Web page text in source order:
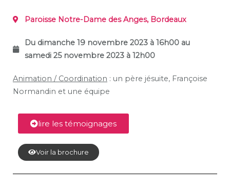
Paroisse Notre-Dame des Anges, Bordeaux
Du dimanche 19 novembre 2023 à 16h00 au
samedi 25 novembre 2023 à 12h00
Animation / Coordination : un père jésuite, Françoise
Normandin et une équipe
lire les témoignages
Voir la brochure